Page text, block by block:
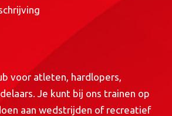
voor atleten, hardlopers,
Je kunt bij ons trainen op
aan wedstrijden of recreatief